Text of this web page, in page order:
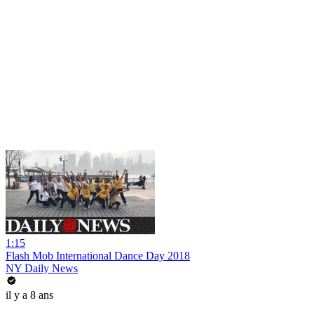
1:15
Flash Mob International Dance Day 2018
NY Daily News
il y a 8 ans